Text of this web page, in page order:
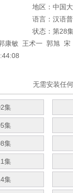
地区：中国
语言：汉语
状态：第28
康敏 王术一 郭旭 宋
无需安装任
集
集
集
集
集